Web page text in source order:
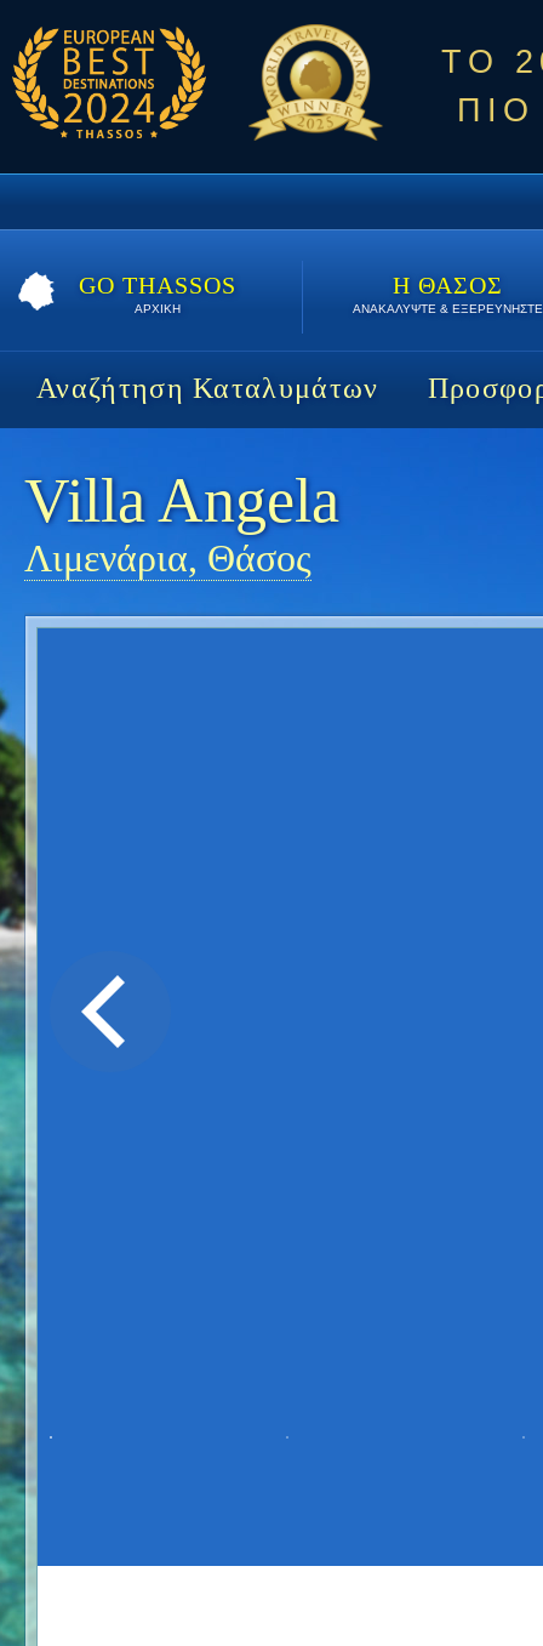
ΤΟ
GO THASSOS
ΑΡΧΙΚΗ
Η ΘΑΣΟΣ
ΑΝΑΚΑΛΥΨΤΕ & ΕΞΕΡΕΥΝΗΣΤΕ
Αναζήτηση Καταλυμάτων
Villa Angela
Λιμενάρια, Θάσος